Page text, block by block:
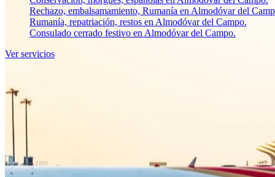
Rechazo, embalsamamiento, Rumanía en Almodóvar del
Rumanía, repatriación, restos en Almodóvar del Campo.
Consulado cerrado festivo en Almodóvar del Campo.
Ver servicios